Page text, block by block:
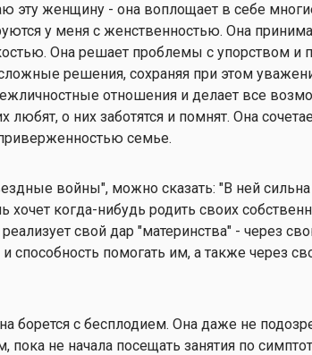
эту женщину - она воплощает в себе
у меня с женственностью. Она
Она решает проблемы с упорством и
решения, сохраняя при этом
отношения и делает все
любят, о них заботятся и помнят. Она
семье.
войны", можно сказать: "В ней сильна
хочет когда-нибудь родить своих
свой дар "материнства" - через
и способность помогать им, а также через
борется с бесплодием. Она даже не
пока не начала посещать занятия по